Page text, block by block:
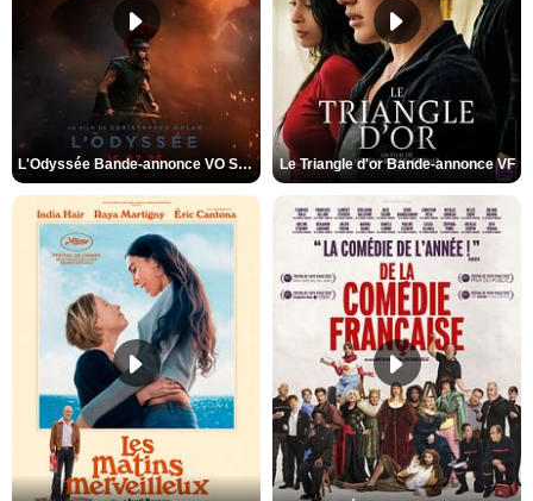
L'Odyssée Bande-annonce VO STFR Le Triangle d'or Bande-annonce VF